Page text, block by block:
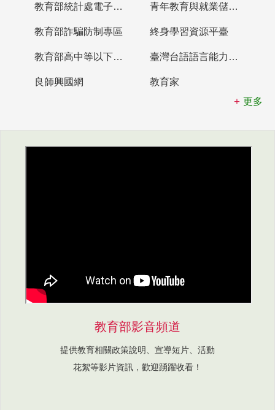
教育部統計處電子書櫃 青年教育與就業儲蓄帳戶
教育部詐騙防制專區 終身學習資源平臺
教育部高中等以下學校及幼兒園教師資格檢定考試 臺灣台語語言能力認證網站
良師興國網
教育家
更多
教育部影音頻道
提供教育相關政策說明、宣導短片、活動
花絮等影片資訊，歡迎踴躍收看！